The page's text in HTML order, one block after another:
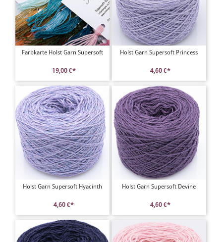
Farbkarte Holst Garn Supersoft
19,00 €*
Holst Garn Supersoft Princess
4,60 €*
Holst Garn Supersoft Hyacinth
4,60 €*
Holst Garn Supersoft Devine
4,60 €*